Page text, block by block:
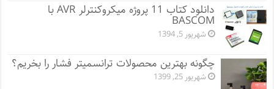
دانلود کتاب 11 پروژه میکروکنترلر AVR با
BASCOM
شهریور 5, 1394
چگونه بهترین محصولات ترانسمیتر فشار را بخریم؟
شهریور 25, 1399